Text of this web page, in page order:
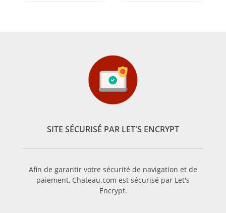
SITE SÉCURISÉ PAR LET'S ENCRYPT
Afin de garantir votre sécurité de navigation et de
paiement, Chateau.com est sécurisé par Let's
Encrypt.